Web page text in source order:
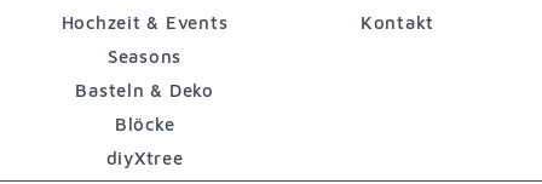
Hochzeit & Events
Seasons
Basteln & Deko
Blöcke
diyXtree
Kontakt